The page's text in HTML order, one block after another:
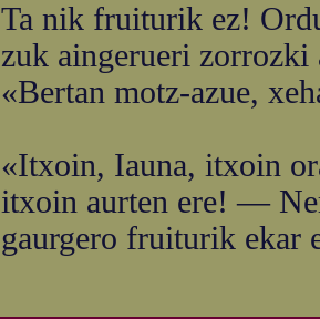
Ta nik fruiturik ez!
zuk aingerueri zorrozki
«Bertan motz-azue,
«Itxoin, Iauna, itxoin
itxoin aurten ere! —
gaurgero fruiturik ekar